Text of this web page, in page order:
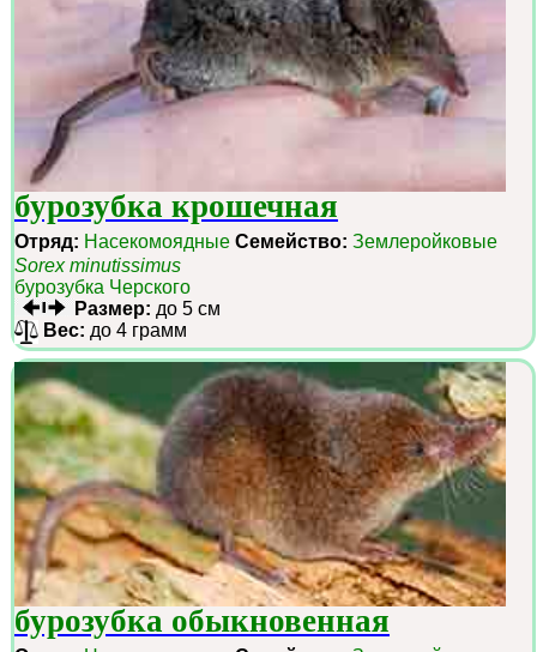
бурозубка крошечная
Отряд: Насекомоядные Семейство: Землеройковые
Sorex minutissimus
бурозубка Черского
Размер: до 5 см
Вес: до 4 грамм
бурозубка обыкновенная